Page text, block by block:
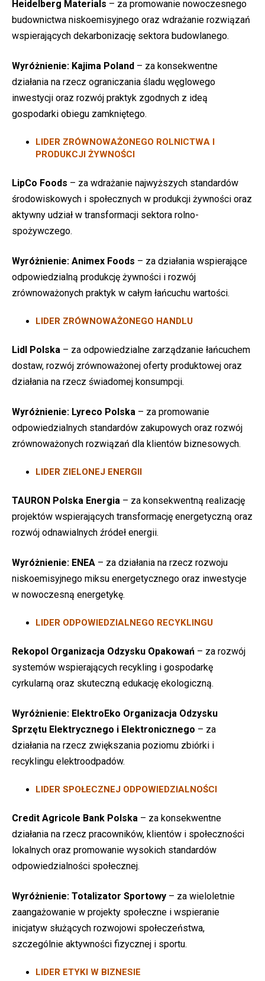
Heidelberg Materials – za promowanie nowoczesnego
budownictwa niskoemisyjnego oraz wdrażanie rozwiązań
wspierających dekarbonizację sektora budowlanego.
Wyróżnienie: Kajima Poland – za konsekwentne
działania na rzecz ograniczania śladu węglowego
inwestycji oraz rozwój praktyk zgodnych z ideą
gospodarki obiegu zamkniętego.
LIDER ZRÓWNOWAŻONEGO ROLNICTWA I
PRODUKCJI ŻYWNOŚCI
LipCo Foods – za wdrażanie najwyższych standardów
środowiskowych i społecznych w produkcji żywności oraz
aktywny udział w transformacji sektora rolno-
spożywczego.
Wyróżnienie: Animex Foods – za działania wspierające
odpowiedzialną produkcję żywności i rozwój
zrównoważonych praktyk w całym łańcuchu wartości.
LIDER ZRÓWNOWAŻONEGO HANDLU
Lidl Polska – za odpowiedzialne zarządzanie łańcuchem
dostaw, rozwój zrównoważonej oferty produktowej oraz
działania na rzecz świadomej konsumpcji.
Wyróżnienie: Lyreco Polska – za promowanie
odpowiedzialnych standardów zakupowych oraz rozwój
zrównoważonych rozwiązań dla klientów biznesowych.
LIDER ZIELONEJ ENERGII
TAURON Polska Energia – za konsekwentną realizację
projektów wspierających transformację energetyczną oraz
rozwój odnawialnych źródeł energii.
Wyróżnienie: ENEA – za działania na rzecz rozwoju
niskoemisyjnego miksu energetycznego oraz inwestycje
w nowoczesną energetykę.
LIDER ODPOWIEDZIALNEGO RECYKLINGU
Rekopol Organizacja Odzysku Opakowań – za rozwój
systemów wspierających recykling i gospodarkę
cyrkularną oraz skuteczną edukację ekologiczną.
Wyróżnienie: ElektroEko Organizacja Odzysku
Sprzętu Elektrycznego i Elektronicznego – za
działania na rzecz zwiększania poziomu zbiórki i
recyklingu elektroodpadów.
LIDER SPOŁECZNEJ ODPOWIEDZIALNOŚCI
Credit Agricole Bank Polska – za konsekwentne
działania na rzecz pracowników, klientów i społeczności
lokalnych oraz promowanie wysokich standardów
odpowiedzialności społecznej.
Wyróżnienie: Totalizator Sportowy – za wieloletnie
zaangażowanie w projekty społeczne i wspieranie
inicjatyw służących rozwojowi społeczeństwa,
szczególnie aktywności fizycznej i sportu.
LIDER ETYKI W BIZNESIE